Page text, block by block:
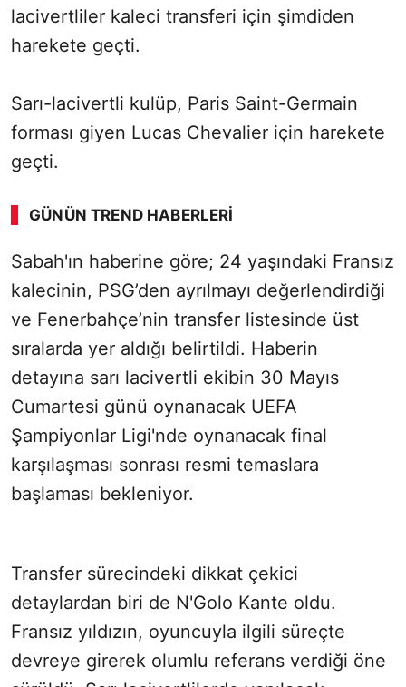
lacivertliler kaleci transferi için şimdiden
harekete geçti.
Sarı-lacivertli kulüp, Paris Saint-Germain
forması giyen Lucas Chevalier için harekete
geçti.
GÜNÜN TREND HABERLERI
Sabah'ın haberine göre; 24 yaşındaki Fransız
kalecinin, PSG’den ayrılmayı değerlendirdiği
ve Fenerbahçe’nin transfer listesinde üst
sıralarda yer aldığı belirtildi. Haberin
detayına sarı lacivertli ekibin 30 Mayıs
Cumartesi günü oynanacak UEFA
Şampiyonlar Ligi'nde oynanacak final
karşılaşması sonrası resmi temaslara
başlaması bekleniyor.
Transfer sürecindeki dikkat çekici
detaylardan biri de N'Golo Kante oldu.
Fransız yıldızın, oyuncuyla ilgili süreçte
devreye girerek olumlu referans verdiği öne